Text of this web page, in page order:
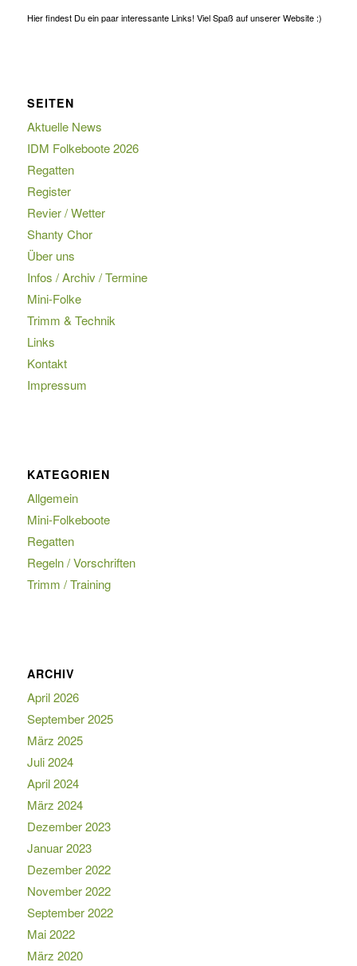
Hier findest Du ein paar interessante Links! Viel Spaß auf unserer Website :)
SEITEN
Aktuelle News
IDM Folkeboote 2026
Regatten
Register
Revier / Wetter
Shanty Chor
Über uns
Infos / Archiv / Termine
Mini-Folke
Trimm & Technik
Links
Kontakt
Impressum
KATEGORIEN
Allgemein
Mini-Folkeboote
Regatten
Regeln / Vorschriften
Trimm / Training
ARCHIV
April 2026
September 2025
März 2025
Juli 2024
April 2024
März 2024
Dezember 2023
Januar 2023
Dezember 2022
November 2022
September 2022
Mai 2022
März 2020